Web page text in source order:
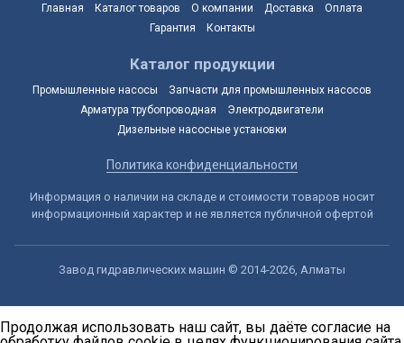
Главная Каталог товаров О компании Доставка
Оплата
Гарантия
Контакты
Каталог продукции
Промышленные насосы
Запчасти для промышленных насосов
Арматура трубопроводная
Электродвигатели
Дизельные насосные установки
Политика конфиденциальности
Информация о наличии на складе и стоимости товаров носит
информационный характер и не является публичной офертой
Завод гидравлических машин © 2014-2026, Алматы
Продолжая использовать наш сайт, вы даёте согласие на